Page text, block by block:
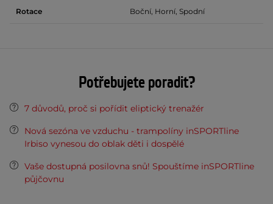
Rotace Boční, Horní, Spodní
Potřebujete poradit?
7 důvodů, proč si pořídit eliptický trenažér
Nová sezóna ve vzduchu - trampolíny inSPORTline
Irbiso vynesou do oblak děti i dospělé
Vaše dostupná posilovna snů! Spouštíme inSPORTline
půjčovnu